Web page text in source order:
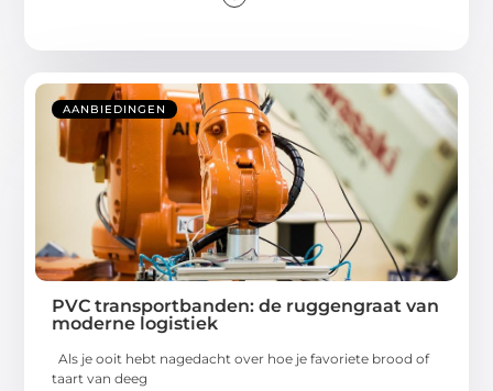
AANBIEDINGEN
PVC transportbanden: de ruggengraat van
moderne logistiek
Als je ooit hebt nagedacht over hoe je favoriete brood of
taart van deeg